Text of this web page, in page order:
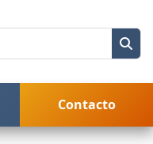
Contacto